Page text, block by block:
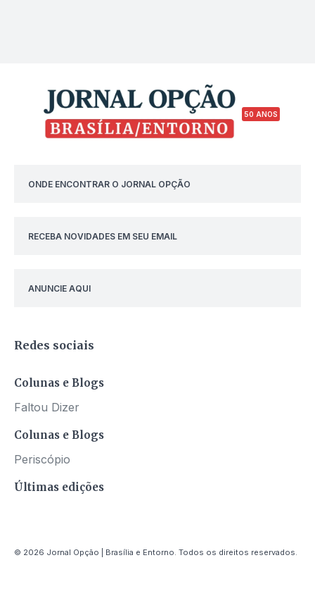
50 ANOS
ONDE ENCONTRAR O JORNAL OPÇÃO
RECEBA NOVIDADES EM SEU EMAIL
ANUNCIE AQUI
Redes sociais
Colunas e Blogs
Faltou Dizer
Colunas e Blogs
Periscópio
Últimas edições
© 2026 Jornal Opção | Brasília e Entorno. Todos os direitos reservados.